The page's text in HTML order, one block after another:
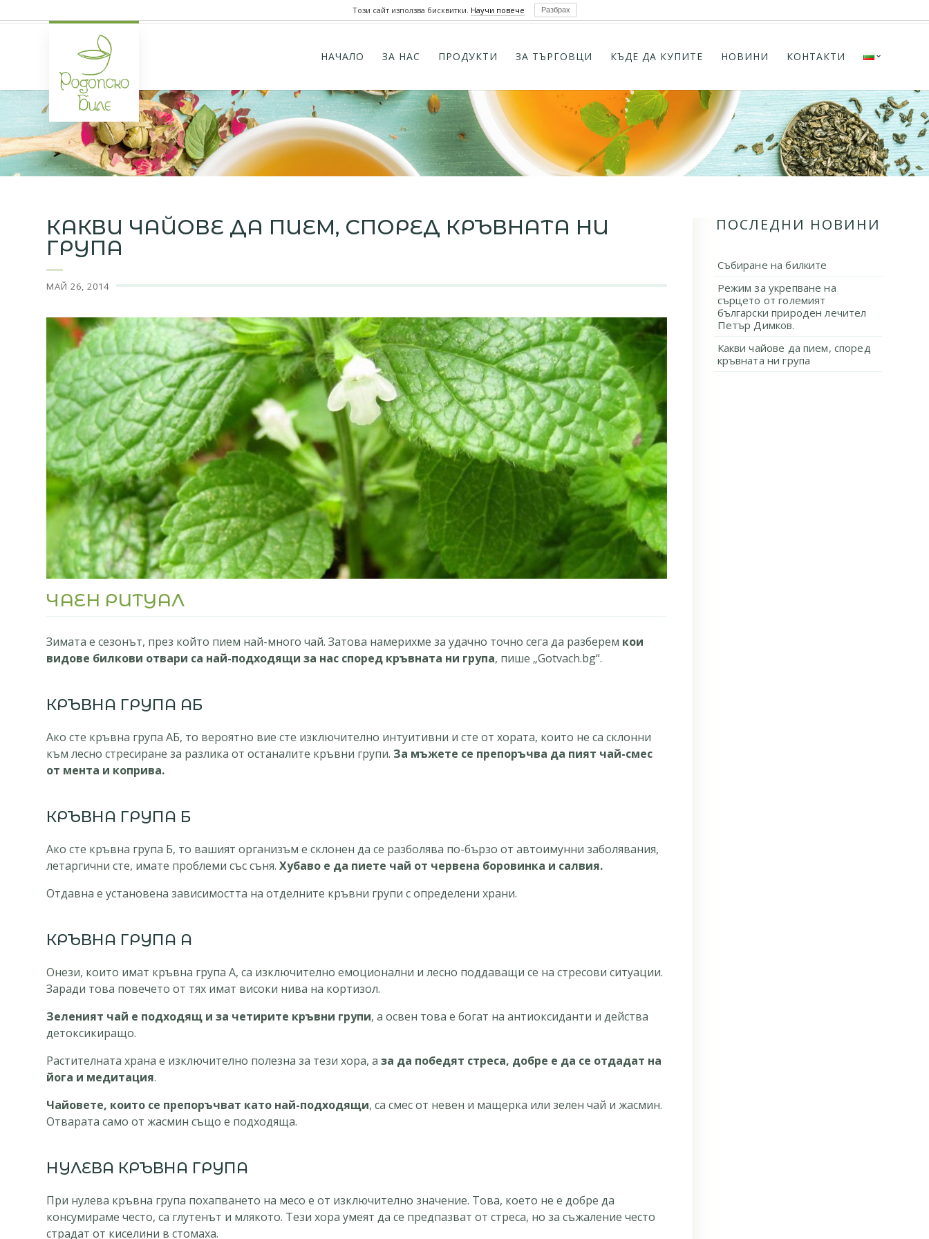
НАЧАЛО ЗА НАС ПРОДУКТИ ЗА ТЪРГОВЦИ КЪДЕ ДА КУПИТЕ НОВИНИ КОНТАКТИ
КАКВИ ЧАЙОВЕ ДА ПИЕМ, СПОРЕД КРЪВНАТА НИ
ГРУПА
МАЙ 26, 2014
ЧАЕН РИТУАЛ
Зимата е сезонът, през който пием най-много чай. Затова намерихме за удачно точно сега да разберем кои
видове билкови отвари са най-подходящи за нас според кръвната ни група, пише „Gotvach.bg“.
КРЪВНА ГРУПА АБ
Ако сте кръвна група АБ, то вероятно вие сте изключително интуитивни и сте от хората, които не са склонни
към лесно стресиране за разлика от останалите кръвни групи. За мъжете се препоръчва да пият чай-смес
от мента и коприва.
КРЪВНА ГРУПА Б
Ако сте кръвна група Б, то вашият организъм е склонен да се разболява по-бързо от автоимунни заболявания,
летаргични сте, имате проблеми със съня.Хубаво е да пиете чай от червена боровинка и салвия.
Отдавна е установена зависимостта на отделните кръвни групи с определени храни.
КРЪВНА ГРУПА А
Онези, които имат кръвна група А, са изключително емоционални и лесно поддаващи се на стресови ситуации.
Заради това повечето от тях имат високи нива на кортизол.
Зеленият чай е подходящ и за четирите кръвни групи, а освен това е богат на антиоксиданти и действа
детоксикиращо.
Растителната храна е изключително полезна за тези хора, аза да победят стреса, добре е да се отдадат на
йога и медитация.
Чайовете, които се препоръчват като най-подходящи, са смес от невен и мащерка или зелен чай и жасмин.
Отварата само от жасмин също е подходяща.
НУЛЕВА КРЪВНА ГРУПА
При нулева кръвна група похапването на месо е от изключително значение. Това, което не е добре да
консумираме често, са глутенът и млякото. Тези хора умеят да се предпазват от стреса, но за съжаление често
страдат от киселини в стомаха.
ПОСЛЕДНИ НОВИНИ
Събиране на билките
Режим за укрепване на
сърцето от големият
български природен лечител
Петър Димков.
Какви чайове да пием, според
кръвната ни група
Този сайт използва бисквитки. Научи повече Разбрах